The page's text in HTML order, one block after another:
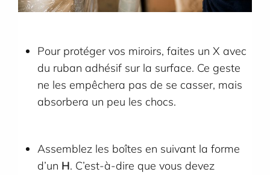
Pour protéger vos miroirs, faites un X avec
du ruban adhésif sur la surface. Ce geste
ne les empêchera pas de se casser, mais
absorbera un peu les chocs.
Assemblez les boîtes en suivant la forme
d’un H. C’est-à-dire que vous devez